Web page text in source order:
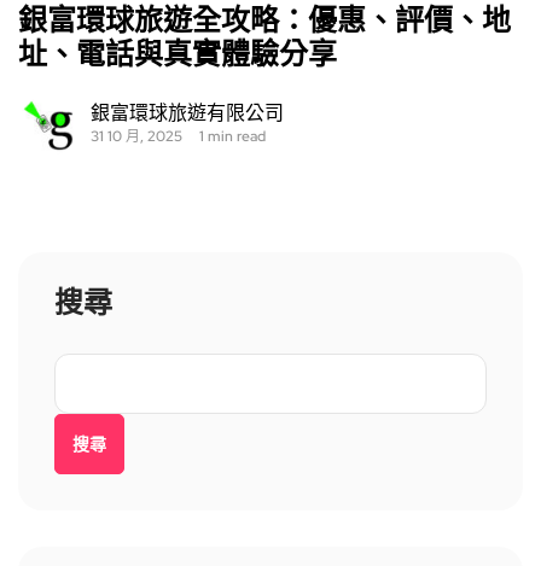
銀富環球旅遊全攻略：優惠、評價、地
址、電話與真實體驗分享
銀富環球旅遊有限公司
31 10 月, 2025 1 min read
搜尋
搜尋